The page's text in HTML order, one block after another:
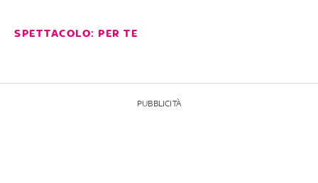
SPETTACOLO: PER TE
PUBBLICITÀ